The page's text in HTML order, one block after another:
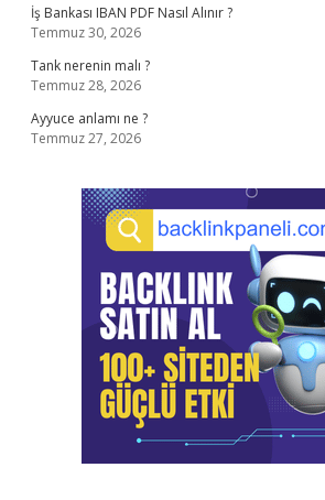
İş Bankası IBAN PDF Nasıl Alınır ?
Temmuz 30, 2026
Tank nerenin malı ?
Temmuz 28, 2026
Ayyuce anlamı ne ?
Temmuz 27, 2026